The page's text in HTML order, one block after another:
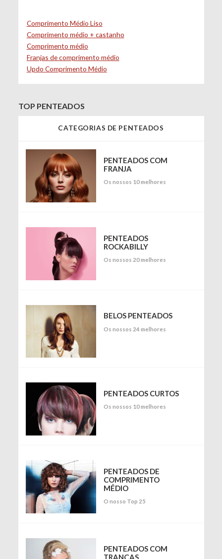
Comprimento Médio Liso
Comprimento médio + castanho
Comprimento médio
Franjas de comprimento médio
Updo Comprimento Médio
TOP PENTEADOS
CATEGORIAS DE PENTEADOS
PENTEADOS COM
FRANJA
Os nossos 10 melhores
PENTEADOS
ROCKABILLY
Os nossos 20 melhores
BELOS PENTEADOS
Os nossos 24 melhores
PENTEADOS CURTOS
Os nossos 10 melhores
PENTEADOS DE
COMPRIMENTO
MÉDIO
O nosso Top 25
PENTEADOS COM
TRANÇAS